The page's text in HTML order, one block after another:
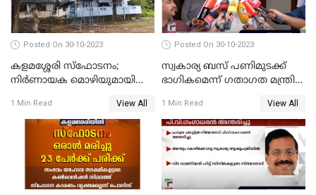
Posted On 30-10-2023
കളമശ്ശേരി സ്ഫോടനം;
നിർണായക മൊഴിയുമായി
കോൾ വിവരങ്ങൾ തേടി
പൊലീസ്
1 Min Read View All
Posted On 30-10-2023
സ്വകാര്യ ബസ് പണിമുടക്ക്
ഭാഗികമെന്ന് ഗതാഗത മന്ത്രി
1 Min Read View All